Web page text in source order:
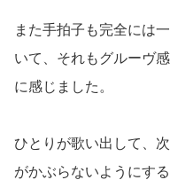
また手拍子も完全には
いて、それもグルーヴ
に感じました。
ひとりが歌い出して、
がかぶらないようにす